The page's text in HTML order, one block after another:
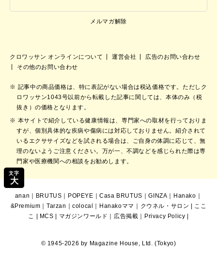
文字
大
メルマガ解除
クロワッサン オンラインについて 運営会社
広告のお問い合わせ
その他のお問い合わせ
記事中の商品価格は、特に表記がない場合は税込価格です。ただしク
ロワッサン1043号以前から転載した記事に関しては、本体のみ（税
抜き）の価格となります。
本サイトで紹介している健康情報は、専門家への取材を行っておりま
すが、個別具体的な疾病や傷病には対応しておりません。紹介されて
いるエクササイズなどを試される場合は、ご自身の体調に応じて、無
理のないようご注意ください。万が一、不調などを感じられた際は専
門家や医療機関への相談をお勧めします。
anan ｜ BRUTUS ｜ POPEYE ｜Casa BRUTUS ｜GINZA ｜ Hanako ｜
&Premium ｜Tarzan ｜colocal ｜ Hanakoママ ｜ クウネル・サロン | ここ
こ
| MCS | マガジンワールド ｜ 広告掲載 ｜ Privacy Policy |
© 1945-2026 by Magazine House, Ltd. (Tokyo)